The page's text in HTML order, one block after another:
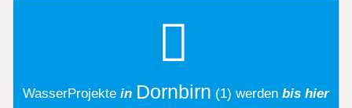
WasserProjekte in Dornbirn (1) werden bis hier